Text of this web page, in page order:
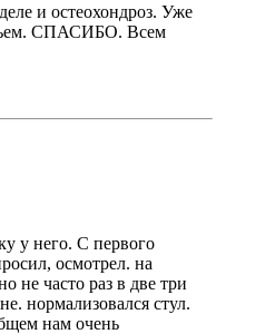
и остеохондроз. Уже
СПАСИБО. Всем
у него. С первого
осмотрел. на
не часто раз в две три
нормализовался стул.
нам очень